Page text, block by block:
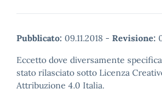
Pubblicato: 09.11.2018 - Revisione:
Eccetto dove diversamente
stato rilasciato sotto Licenza
Attribuzione 4.0 Italia.